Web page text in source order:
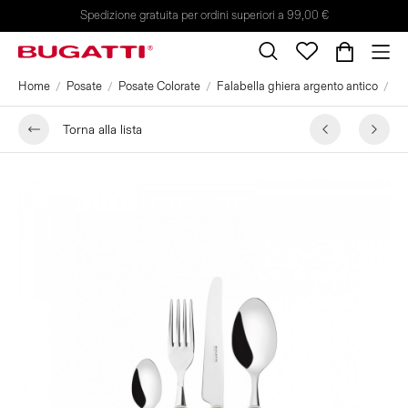
Spedizione gratuita per ordini superiori a 99,00 €
Home Posate Posate Colorate Falabella ghiera argento antico
Torna alla lista